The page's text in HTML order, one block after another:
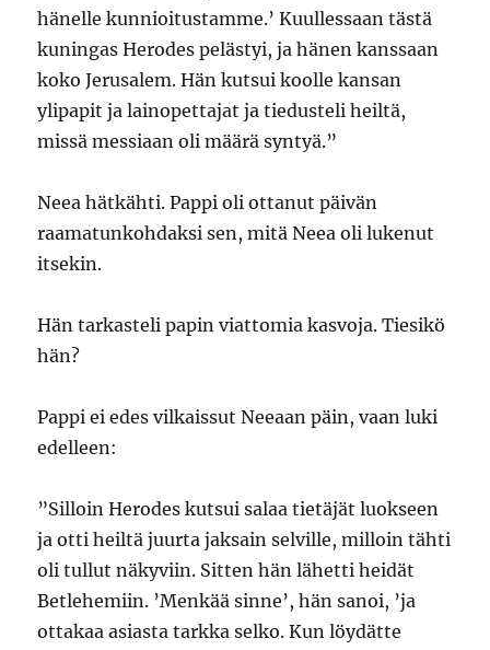
hänelle kunnioitustamme.’ Kuullessaan tästä
kuningas Herodes pelästyi, ja hänen kanssaan
koko Jerusalem. Hän kutsui koolle kansan
ylipapit ja lainopettajat ja tiedusteli heiltä,
missä messiaan oli määrä syntyä.”
Neea hätkähti. Pappi oli ottanut päivän
raamatunkohdaksi sen, mitä Neea oli lukenut
itsekin.
Hän tarkasteli papin viattomia kasvoja. Tiesikö
hän?
Pappi ei edes vilkaissut Neeaan päin, vaan luki
edelleen:
”Silloin Herodes kutsui salaa tietäjät luokseen
ja otti heiltä juurta jaksain selville, milloin tähti
oli tullut näkyviin. Sitten hän lähetti heidät
Betlehemiin. ’Menkää sinne’, hän sanoi, ’ja
ottakaa asiasta tarkka selko. Kun löydätte